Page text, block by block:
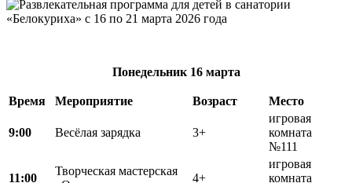
Понедельник16 марта
Время Мероприятие Возраст Место
9:00 Весёлая зарядка 3+
игровая
комната
№111
11:00
Творческая мастерская
4+
игровая
комната